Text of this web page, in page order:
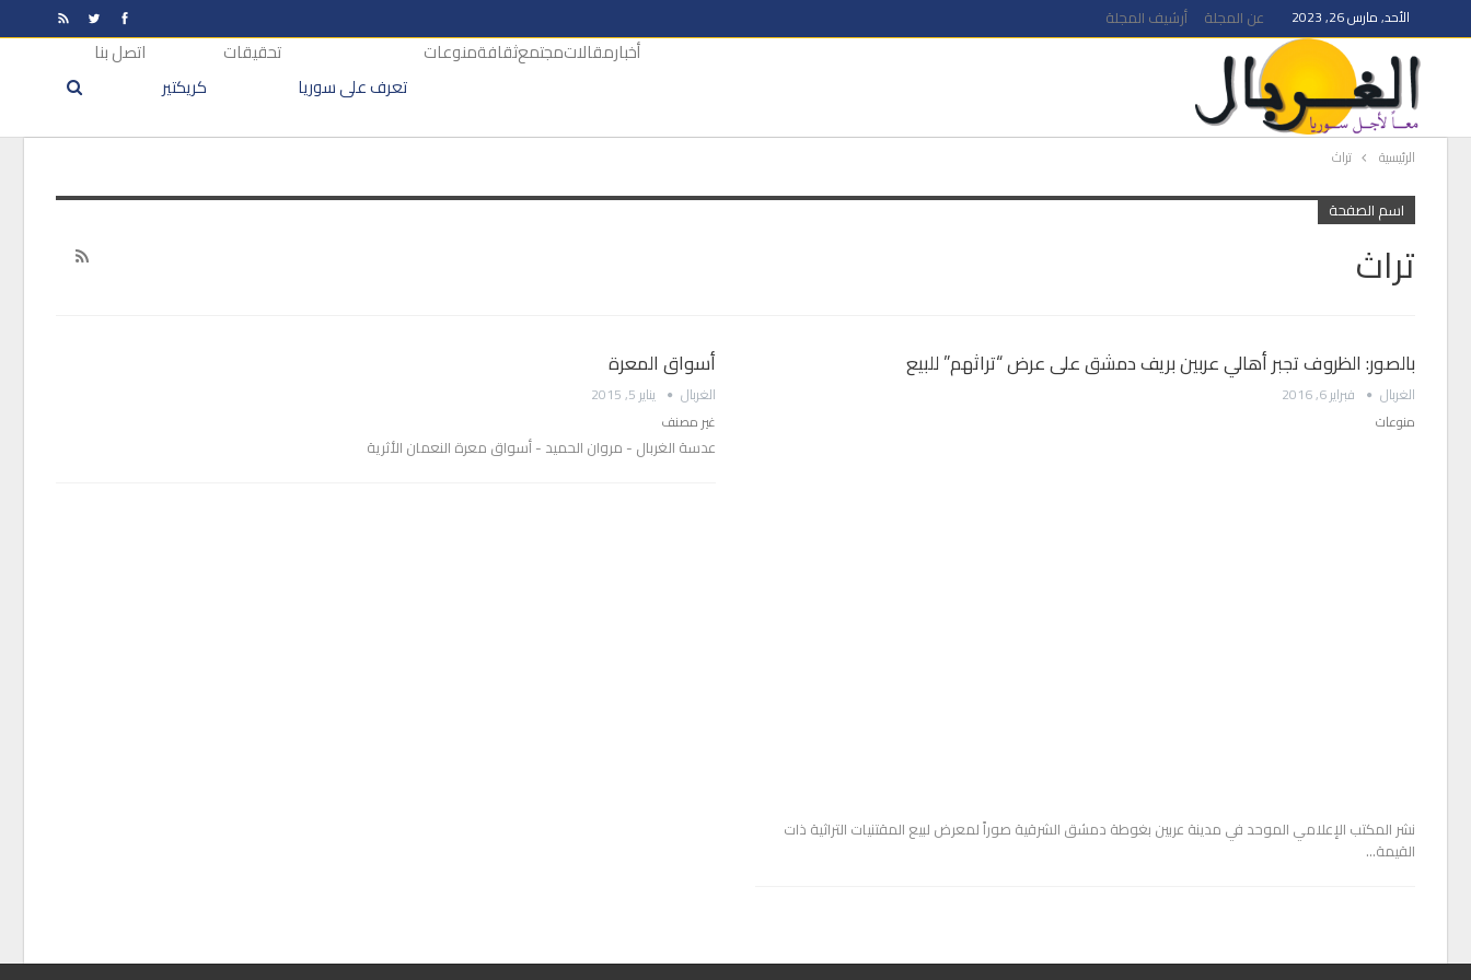
الأحد, مارس 26, 2023 عن المجلة أرشيف المجلة
أخبارمقالاتمجتمعثقافةمنوعات
تعرف على سوريا
تحقيقات
كريكتير
اتصل بنا
الرئيسية تراث
اسم الصفحة
تراث
بالصور: الظروف تجبر أهالي عربين بريف دمشق على عرض “تراثهم” للبيع
الغربال
فبراير 6, 2016
منوعات
نشر المكتب الإعلامي الموحد في مدينة عربين بغوطة دمشق الشرقية صوراً لمعرض لبيع المقتنيات التراثية ذات
القيمة…
أسواق المعرة
الغربال
يناير 5, 2015
غير مصنف
عدسة الغربال - مروان الحميد - أسواق معرة النعمان الأثرية